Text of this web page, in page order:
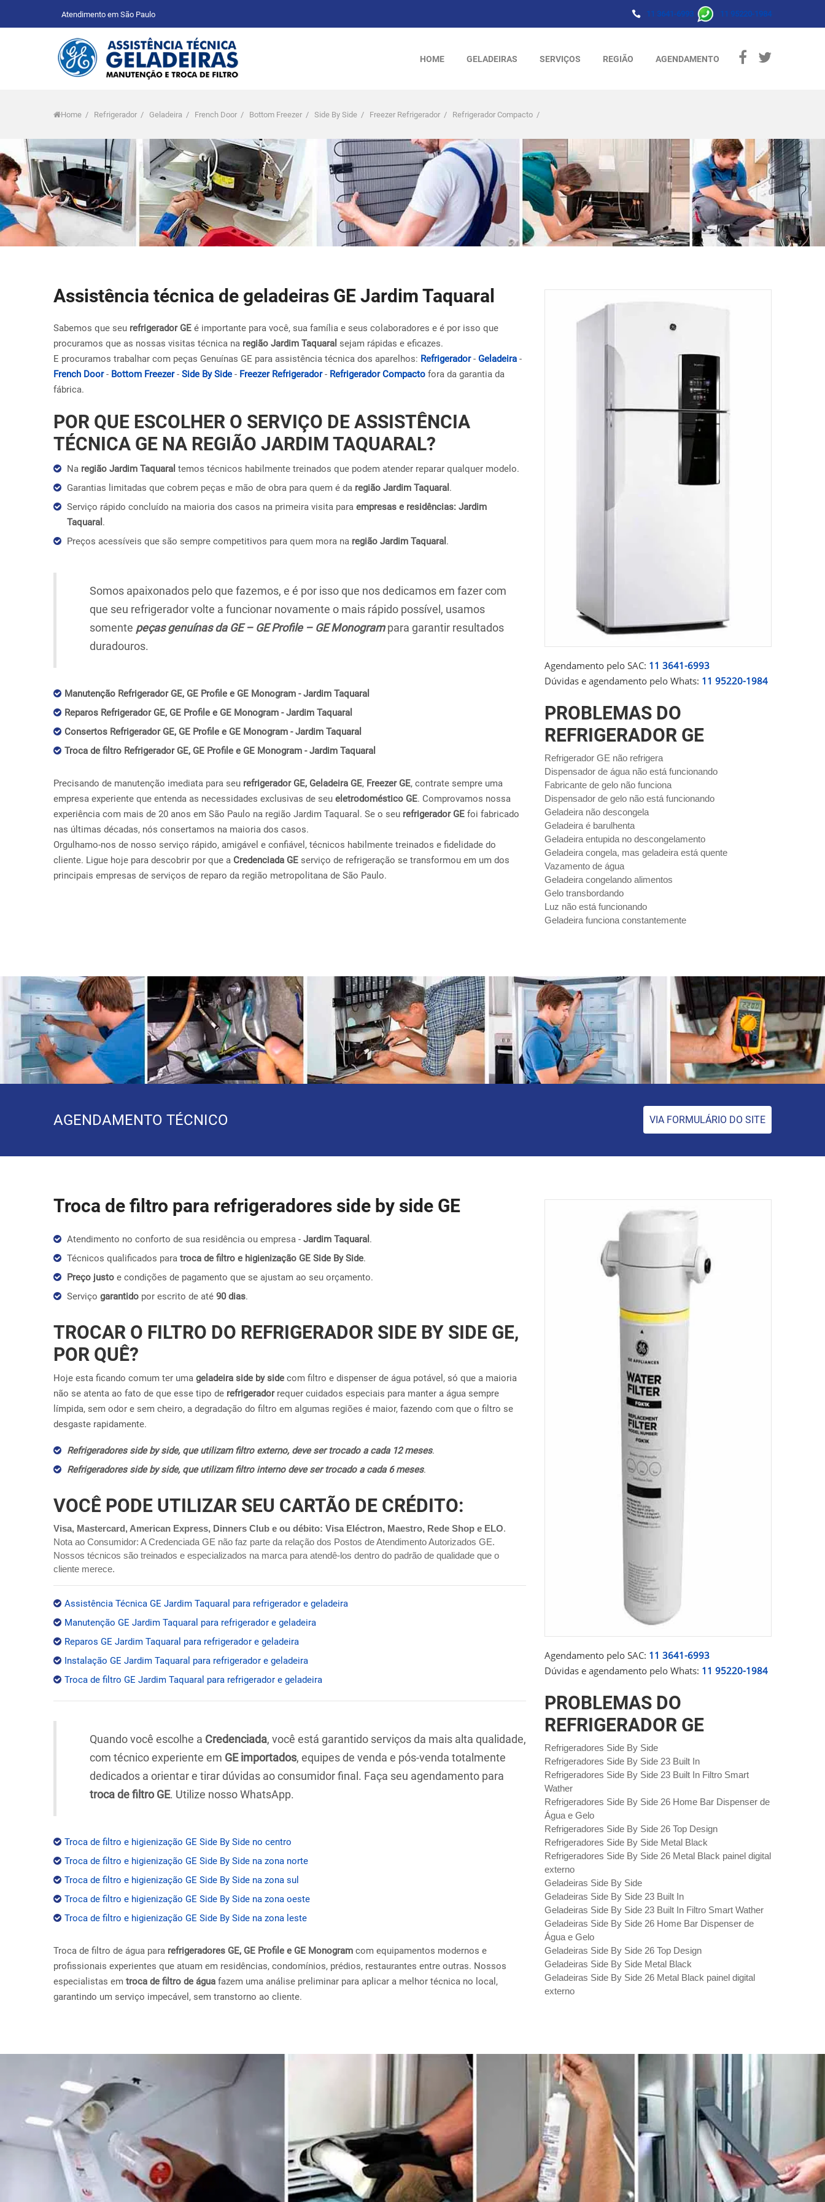
Atendimento em São Paulo 11 3641-6993 11 95220-1984
HOME GELADEIRAS SERVIÇOS REGIÃO AGENDAMENTO
Home / Refrigerador / Geladeira / French Door / Bottom Freezer / Side By Side / Freezer Refrigerador / Refrigerador Compacto /
Assistência técnica de geladeiras GE Jardim Taquaral
Sabemos que seu refrigerador GE é importante para você, sua família e seus colaboradores e é por isso que
procuramos que as nossas visitas técnica na região Jardim Taquaral sejam rápidas e eficazes.
E procuramos trabalhar com peças Genuínas GE para assistência técnica dos aparelhos: Refrigerador- Geladeira -
French Door- Bottom Freezer- Side By Side - Freezer Refrigerador- Refrigerador Compacto fora da garantia da
fábrica.
POR QUE ESCOLHER O SERVIÇO DE ASSISTÊNCIA
TÉCNICA GE NA REGIÃO JARDIM TAQUARAL?
Na região Jardim Taquaral temos técnicos habilmente treinados que podem atender reparar qualquer modelo.
Garantias limitadas que cobrem peças e mão de obra para quem é da região Jardim Taquaral .
Serviço rápido concluído na maioria dos casos na primeira visita para empresas e residências: Jardim
Taquaral .
Preços acessíveis que são sempre competitivos para quem mora na região Jardim Taquaral .
Somos apaixonados pelo que fazemos, e é por isso que nos dedicamos em fazer com
que seu refrigerador volte a funcionar novamente o mais rápido possível, usamos
somente peças genuínas da GE – GE Profile – GE Monogrampara garantir resultados
duradouros.
Manutenção Refrigerador GE, GE Profile e GE Monogram - Jardim Taquaral
Reparos Refrigerador GE, GE Profile e GE Monogram - Jardim Taquaral
Consertos Refrigerador GE, GE Profile e GE Monogram - Jardim Taquaral
Troca de filtro Refrigerador GE, GE Profile e GE Monogram - Jardim Taquaral
Precisando de manutenção imediata para seu refrigerador GE, Geladeira GE, Freezer GE, contrate sempre uma
empresa experiente que entenda as necessidades exclusivas de seu eletrodoméstico GE. Comprovamos nossa
experiência com mais de 20 anos em São Paulo na região Jardim Taquaral. Se o seu refrigerador GE foi fabricado
nas últimas décadas, nós consertamos na maioria dos casos.
Orgulhamo-nos de nosso serviço rápido, amigável e confiável, técnicos habilmente treinados e fidelidade do
cliente. Ligue hoje para descobrir por que a Credenciada GE serviço de refrigeração se transformou em um dos
principais empresas de serviços de reparo da região metropolitana de São Paulo.
Agendamento pelo SAC: 11 3641-6993
Dúvidas e agendamento pelo Whats: 11 95220-1984
PROBLEMAS DO
REFRIGERADOR GE
Refrigerador GE não refrigera
Dispensador de água não está funcionando
Fabricante de gelo não funciona
Dispensador de gelo não está funcionando
Geladeira não descongela
Geladeira é barulhenta
Geladeira entupida no descongelamento
Geladeira congela, mas geladeira está quente
Vazamento de água
Geladeira congelando alimentos
Gelo transbordando
Luz não está funcionando
Geladeira funciona constantemente
AGENDAMENTO TÉCNICO VIA FORMULÁRIO DO SITE
Troca de filtro para refrigeradores side by side GE
Atendimento no conforto de sua residência ou empresa - Jardim Taquaral .
Técnicos qualificados para troca de filtro e higienização GE Side By Side.
Preço justo e condições de pagamento que se ajustam ao seu orçamento.
Serviço garantido por escrito de até 90 dias.
TROCAR O FILTRO DO REFRIGERADOR SIDE BY SIDE GE,
POR QUÊ?
Hoje esta ficando comum ter uma geladeira side by side com filtro e dispenser de água potável, só que a maioria
não se atenta ao fato de que esse tipo de refrigeradorrequer cuidados especiais para manter a água sempre
límpida, sem odor e sem cheiro, a degradação do filtro em algumas regiões é maior, fazendo com que o filtro se
desgaste rapidamente.
Refrigeradores side by side, que utilizam filtro externo, deve ser trocado a cada 12 meses.
Refrigeradores side by side, que utilizam filtro interno deve ser trocado a cada 6 meses.
VOCÊ PODE UTILIZAR SEU CARTÃO DE CRÉDITO:
Visa, Mastercard, American Express, Dinners Club e ou débito: Visa Eléctron, Maestro, Rede Shop e ELO.
Nota ao Consumidor: A Credenciada GE não faz parte da relação dos Postos de Atendimento Autorizados GE.
Nossos técnicos são treinados e especializados na marca para atendê-los dentro do padrão de qualidade que o
cliente merece.
Assistência Técnica GE Jardim Taquaral para refrigerador e geladeira
Manutenção GE Jardim Taquaral para refrigerador e geladeira
Reparos GE Jardim Taquaral para refrigerador e geladeira
Instalação GE Jardim Taquaral para refrigerador e geladeira
Troca de filtro GE Jardim Taquaral para refrigerador e geladeira
Quando você escolhe a Credenciada, você está garantido serviços da mais alta qualidade,
com técnico experiente em GE importados, equipes de venda e pós-venda totalmente
dedicados a orientar e tirar dúvidas ao consumidor final. Faça seu agendamento para
troca de filtro GE. Utilize nosso WhatsApp.
Troca de filtro e higienização GE Side By Side no centro
Troca de filtro e higienização GE Side By Side na zona norte
Troca de filtro e higienização GE Side By Side na zona sul
Troca de filtro e higienização GE Side By Side na zona oeste
Troca de filtro e higienização GE Side By Side na zona leste
Troca de filtro de água para refrigeradores GE, GE Profile e GE Monogram com equipamentos modernos e
profissionais experientes que atuam em residências, condomínios, prédios, restaurantes entre outras. Nossos
especialistas em troca de filtro de água fazem uma análise preliminar para aplicar a melhor técnica no local,
garantindo um serviço impecável, sem transtorno ao cliente.
Agendamento pelo SAC: 11 3641-6993
Dúvidas e agendamento pelo Whats: 11 95220-1984
PROBLEMAS DO
REFRIGERADOR GE
Refrigeradores Side By Side
Refrigeradores Side By Side 23 Built In
Refrigeradores Side By Side 23 Built In Filtro Smart
Wather
Refrigeradores Side By Side 26 Home Bar Dispenser de
Água e Gelo
Refrigeradores Side By Side 26 Top Design
Refrigeradores Side By Side Metal Black
Refrigeradores Side By Side 26 Metal Black painel digital
externo
Geladeiras Side By Side
Geladeiras Side By Side 23 Built In
Geladeiras Side By Side 23 Built In Filtro Smart Wather
Geladeiras Side By Side 26 Home Bar Dispenser de
Água e Gelo
Geladeiras Side By Side 26 Top Design
Geladeiras Side By Side Metal Black
Geladeiras Side By Side 26 Metal Black painel digital
externo